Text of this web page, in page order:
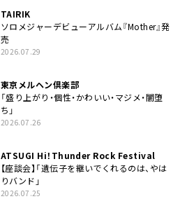
TAIRIK
ソロメジャーデビューアルバム『Mother』発
売
2026.07.29
東京メルヘン倶楽部
「盛り上がり・個性・かわいい・マジメ・闇堕
ち」
2026.07.26
ATSUGI Hi！Thunder Rock Festival
【座談会】「遺伝子を継いでくれるのは、やは
りバンド」
2026.07.25